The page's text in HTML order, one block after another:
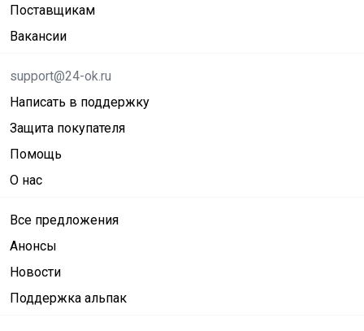
Поставщикам
Вакансии
support@24-ok.ru
Написать в поддержку
Защита покупателя
Помощь
О нас
Все предложения
Анонсы
Новости
Поддержка альпак